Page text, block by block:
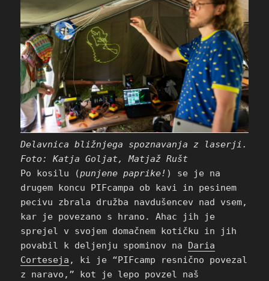
Delavnica bližnjega spoznavanja z laserji.
Foto: Katja Goljat, Matjaž Rušt
Po kosilu (punjene paprike! ) se je na
drugem koncu PIFcampa ob kavi in pesinem
pecivu zbrala družba navdušencev nad vsem,
kar je povezano s hrano. Ahac jih je
sprejel v svojem domačnem kotičku in jih
povabil k deljenju spominov na Daria
Corteseja , ki je “PIFcamp resnično povezal
z naravo,” kot je lepo povzel naš